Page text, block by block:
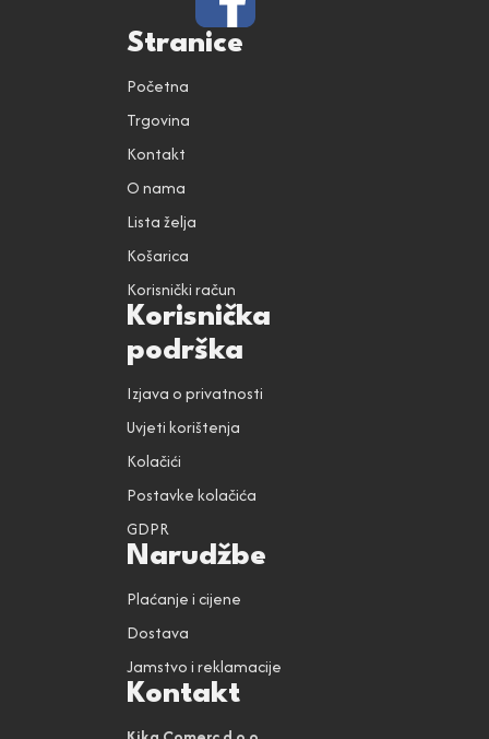
Stranice
Početna
Trgovina
Kontakt
O nama
Lista želja
Košarica
Korisnički račun
Korisnička
podrška
Izjava o privatnosti
Uvjeti korištenja
Kolačići
Postavke kolačića
GDPR
Narudžbe
Plaćanje i cijene
Dostava
Jamstvo i reklamacije
Kontakt